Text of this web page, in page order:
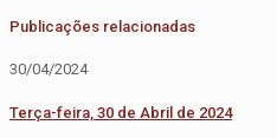
Publicações relacionadas
30/04/2024
Terça-feira, 30 de Abril de 2024